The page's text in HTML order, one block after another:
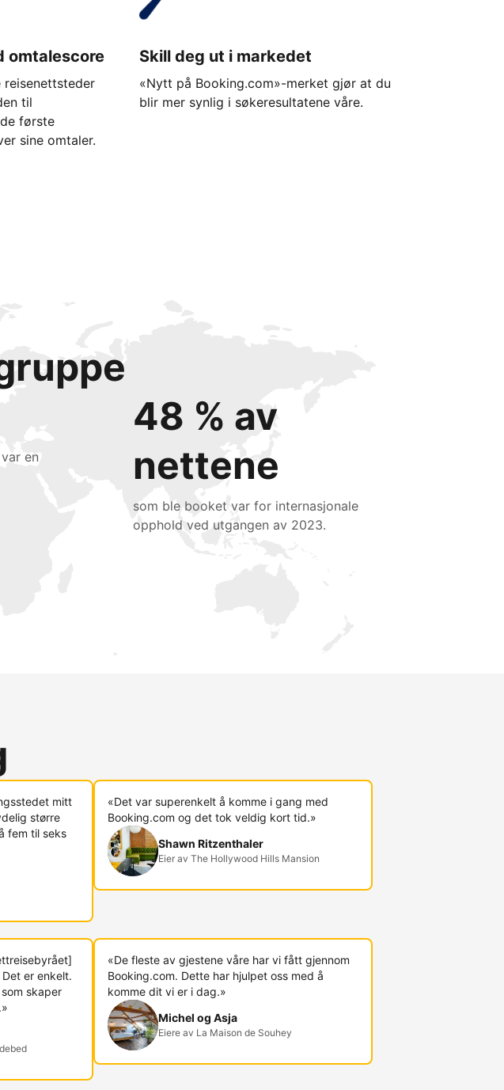
omtalescore
reisenettsteder
til
første
sine omtaler.
Skill deg ut i markedet
«Nytt på Booking.com»-merket gjør at du
blir mer synlig i søkeresultatene våre.
en
48 % av
nettene
som ble booket var for internasjonale
opphold ved utgangen av 2023.
mitt
større
fem til seks
«Det var superenkelt å komme i gang med
Booking.com og det tok veldig kort tid.»
Shawn Ritzenthaler
Eier av The Hollywood Hills Mansion
er enkelt.
skaper
«De fleste av gjestene våre har vi fått gjennom
Booking.com. Dette har hjulpet oss med å
komme dit vi er i dag.»
Michel og Asja
Eiere av La Maison de Souhey